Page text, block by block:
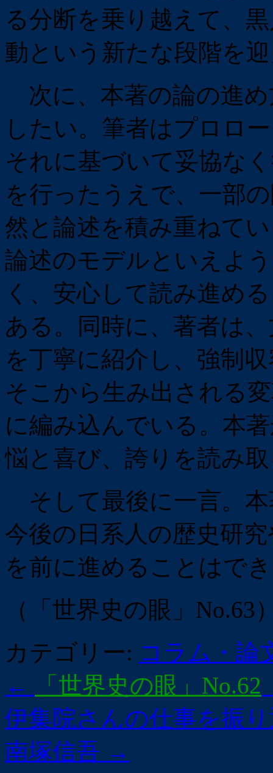
る分断を乗り越えて、
動という新たな段階を
次に、本著の論の進
したい。筆者はプロロ
それに基づいて妥協な
を行ったうえで、一部
然と論述を積み重ねて
論述のモデルといえよ
く、安心して読み進め
ある。同時に、著者は
を丁寧に紹介し、強制
そこから生み出される
に編み込んでいる。本
悩と喜び、誇りを読み
そして最後に一言。
今後の日系人の歴史研
を前に進めることはで
（「世界史の眼」No.63
カテゴリー: コラム・論
←
「世界史の眼」No.62
伊集院さんの仕事を振
南塚信吾 →